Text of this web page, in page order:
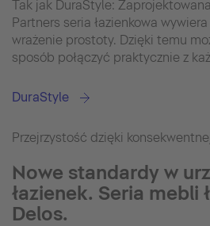
Tak jak DuraStyle:
Partners seria łazienkowa
wrażenie prostoty. Dzięki temu
sposób połączyć praktycznie z
DuraStyle
Przejrzystość dzięki
Nowe standardy w
łazienek. Seria mebli
Delos.